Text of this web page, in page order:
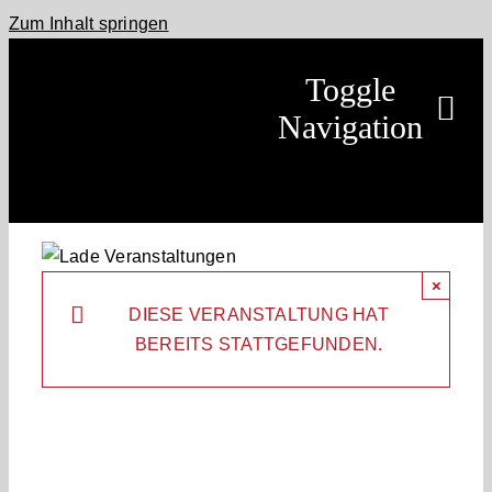
Zum Inhalt springen
Toggle
Navigation
Leistungen
Pferde
DIESE VERANSTALTUNG HAT
BEREITS STATTGEFUNDEN.
×